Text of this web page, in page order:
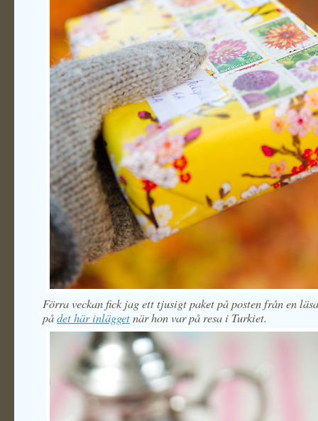
Förra veckan fick jag ett tjusigt paket på posten från en
pådet här inläggetnär hon var på resa i Turkiet.